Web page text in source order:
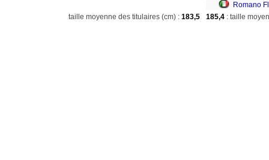
Romano
taille moyenne des titulaires (cm) : 183,5 185,4 : taille